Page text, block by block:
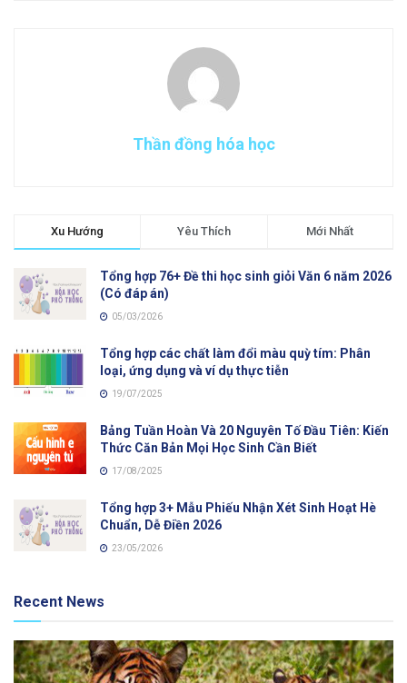
Thần đồng hóa học
Xu Hướng Yêu Thích Mới Nhất
Tổng hợp 76+ Đề thi học sinh giỏi Văn 6 năm 2026
(Có đáp án)
05/03/2026
Tổng hợp các chất làm đổi màu quỳ tím: Phân
loại, ứng dụng và ví dụ thực tiễn
19/07/2025
Bảng Tuần Hoàn Và 20 Nguyên Tố Đầu Tiên: Kiến
Thức Căn Bản Mọi Học Sinh Cần Biết
17/08/2025
Tổng hợp 3+ Mẫu Phiếu Nhận Xét Sinh Hoạt Hè
Chuẩn, Dễ Điền 2026
23/05/2026
Recent News